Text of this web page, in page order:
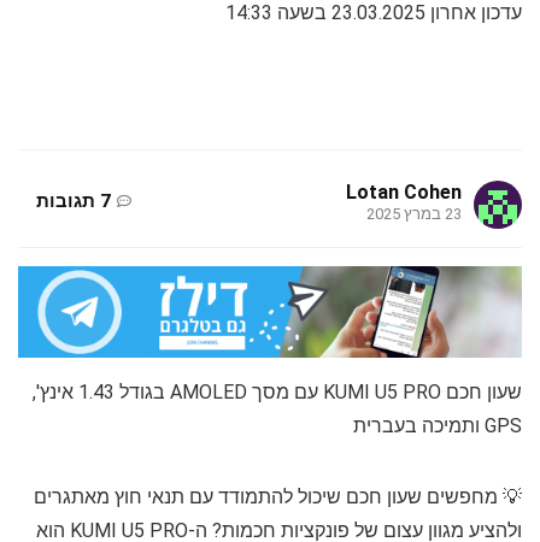
עדכון אחרון 23.03.2025 בשעה 14:33
Lotan Cohen
23 במרץ 2025
7 תגובות
שעון חכם KUMI U5 PRO עם מסך AMOLED בגודל 1.43 אינץ',
GPS ותמיכה בעברית
💡 מחפשים שעון חכם שיכול להתמודד עם תנאי חוץ מאתגרים
ולהציע מגוון עצום של פונקציות חכמות? ה-KUMI U5 PRO הוא